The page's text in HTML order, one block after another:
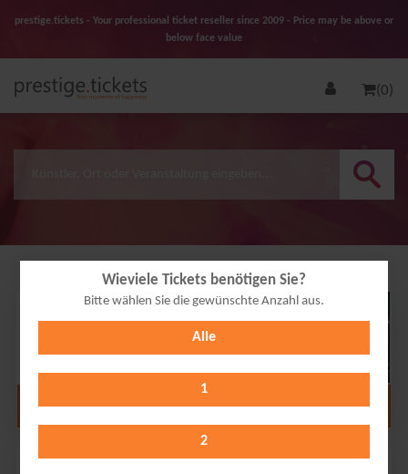
prestige.tickets - Your professional ticket reseller since 2009 - Price may be above or
below face value
(0)
Wieviele Tickets benötigen Sie?
Bitte wählen Sie die gewünschte Anzahl aus.
Alle
1
2
23
Alle Termine anzeigen